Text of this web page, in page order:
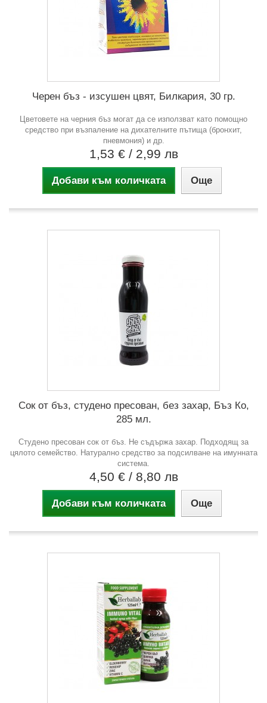
Черен бъз - изсушен цвят, Билкария, 30 гр.
Цветовете на черния бъз могат да се използват като помощно
средство при възпаление на дихателните пътища (бронхит,
пневмония) и др.
1,53 € / 2,99 лв
Добави към количката Още
Сок от бъз, студено пресован, без захар, Бъз Ко,
285 мл.
Студено пресован сок от бъз. Не съдържа захар. Подходящ за
цялото семейство. Натурално средство за подсилване на имунната
система.
4,50 € / 8,80 лв
Добави към количката Още